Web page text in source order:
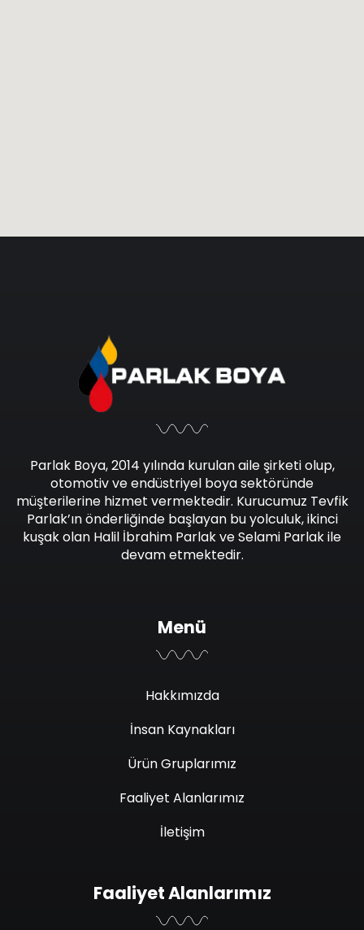
Parlak Boya, 2014 yılında kurulan aile şirketi olup,
otomotiv ve endüstriyel boya sektöründe
müşterilerine hizmet vermektedir. Kurucumuz Tevfik
Parlak’ın önderliğinde başlayan bu yolculuk, ikinci
kuşak olan Halil İbrahim Parlak ve Selami Parlak ile
devam etmektedir.
Menü
Hakkımızda
İnsan Kaynakları
Ürün Gruplarımız
Faaliyet Alanlarımız
İletişim
Faaliyet Alanlarımız